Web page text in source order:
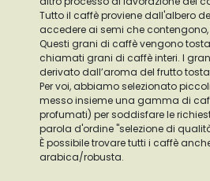
Tutto il caffè proviene dall'albero
accedere ai semi che
Questi grani di caffè vengono
chiamati grani di caffè interi. I
derivato dall’aroma del frutto
Per voi, abbiamo selezionato
messo insieme una gamma di
profumati) per soddisfare le
parola d'ordine "selezione di
È possibile trovare tutti i caffè
arabica/robusta.